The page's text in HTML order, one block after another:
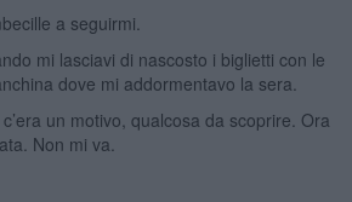
a seguirmi.
mi lasciavi di nascosto i biglietti con le
dove mi addormentavo la sera.
un motivo, qualcosa da scoprire. Ora
Non mi va.